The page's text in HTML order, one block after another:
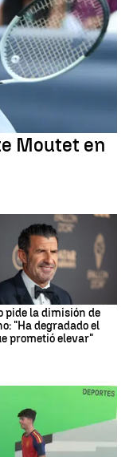
Moutet en
pide la dimisión de
"Ha degradado el
prometió elevar"